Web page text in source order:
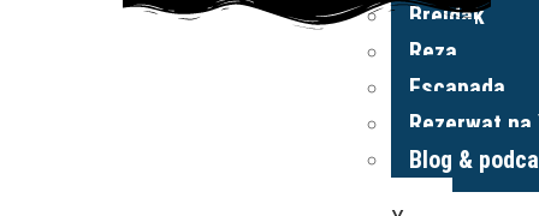
Brejdak
Reza
Escapada
Rezerwat na
Blog &